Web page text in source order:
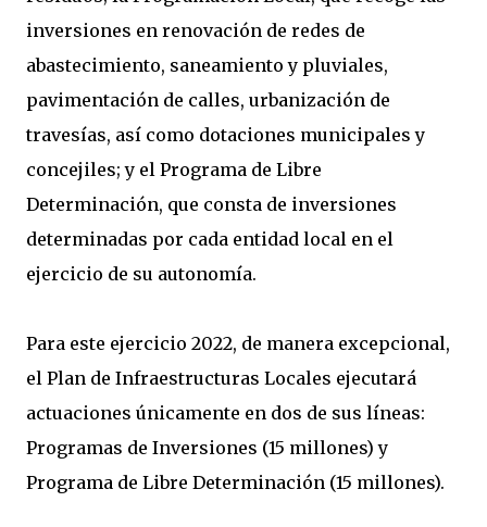
inversiones en renovación de redes de
abastecimiento, saneamiento y pluviales,
pavimentación de calles, urbanización de
travesías, así como dotaciones municipales y
concejiles; y el Programa de Libre
Determinación, que consta de inversiones
determinadas por cada entidad local en el
ejercicio de su autonomía.
Para este ejercicio 2022, de manera excepcional,
el Plan de Infraestructuras Locales ejecutará
actuaciones únicamente en dos de sus líneas:
Programas de Inversiones (15 millones) y
Programa de Libre Determinación (15 millones).